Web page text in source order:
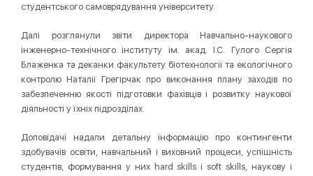
студентського самоврядування університету.
Далі розглянули звіти директора Навчально-наукового
інженерно-технічного інституту ім. акад. І.С. Гулого Сергія
Блаженка та деканки факультету біотехнології та екологічного
контролю Наталії Грегірчак про виконання плану заходів по
забезпеченню якості підготовки фахівців і розвитку наукової
діяльності у їхніх підрозділах.
Доповідачі надали детальну інформацію про контингенти
здобувачів освіти, навчальний і виховний процеси, успішність
студентів, формування у них hard skills і soft skills, наукову і